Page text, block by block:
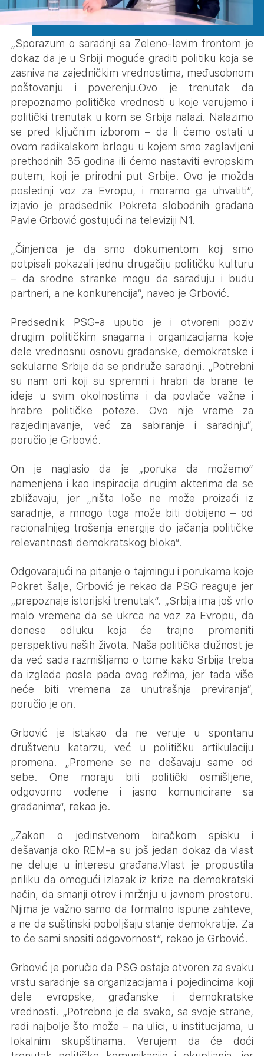
„Sporazum o saradnji sa Zeleno-levim frontom je
dokaz da je u Srbiji moguće graditi politiku koja se
zasniva na zajedničkim vrednostima, međusobnom
poštovanju i poverenju.Ovo je trenutak da
prepoznamo političke vrednosti u koje verujemo i
politički trenutak u kom se Srbija nalazi. Nalazimo
se pred ključnim izborom – da li ćemo ostati u
ovom radikalskom brlogu u kojem smo zaglavljeni
prethodnih 35 godina ili ćemo nastaviti evropskim
putem, koji je prirodni put Srbije. Ovo je možda
poslednji voz za Evropu, i moramo ga uhvatiti“,
izjavio je predsednik Pokreta slobodnih građana
Pavle Grbović gostujući na televiziji N1.
„Činjenica je da smo dokumentom koji smo
potpisali pokazali jednu drugačiju političku kulturu
– da srodne stranke mogu da sarađuju i budu
partneri, a ne konkurencija“, naveo je Grbović.
Predsednik PSG-a uputio je i otvoreni poziv
drugim političkim snagama i organizacijama koje
dele vrednosnu osnovu građanske, demokratske i
sekularne Srbije da se pridruže saradnji. „Potrebni
su nam oni koji su spremni i hrabri da brane te
ideje u svim okolnostima i da povlače važne i
hrabre političke poteze. Ovo nije vreme za
razjedinjavanje, već za sabiranje i saradnju“,
poručio je Grbović.
On je naglasio da je „poruka da možemo“
namenjena i kao inspiracija drugim akterima da se
zbližavaju, jer „ništa loše ne može proizaći iz
saradnje, a mnogo toga može biti dobijeno – od
racionalnijeg trošenja energije do jačanja političke
relevantnosti demokratskog bloka“.
Odgovarajući na pitanje o tajmingu i porukama koje
Pokret šalje, Grbović je rekao da PSG reaguje jer
„prepoznaje istorijski trenutak“. „Srbija ima još vrlo
malo vremena da se ukrca na voz za Evropu, da
donese odluku koja će trajno promeniti
perspektivu naših života. Naša politička dužnost je
da već sada razmišljamo o tome kako Srbija treba
da izgleda posle pada ovog režima, jer tada više
neće biti vremena za unutrašnja previranja“,
poručio je on.
Grbović je istakao da ne veruje u spontanu
društvenu katarzu, već u političku artikulaciju
promena. „Promene se ne dešavaju same od
sebe. One moraju biti politički osmišljene,
odgovorno vođene i jasno komunicirane sa
građanima“, rekao je.
„Zakon o jedinstvenom biračkom spisku i
dešavanja oko REM-a su još jedan dokaz da vlast
ne deluje u interesu građana.Vlast je propustila
priliku da omogući izlazak iz krize na demokratski
način, da smanji otrov i mržnju u javnom prostoru.
Njima je važno samo da formalno ispune zahteve,
a ne da suštinski poboljšaju stanje demokratije. Za
to će sami snositi odgovornost“, rekao je Grbović.
Grbović je poručio da PSG ostaje otvoren za svaku
vrstu saradnje sa organizacijama i pojedincima koji
dele evropske, građanske i demokratske
vrednosti. „Potrebno je da svako, sa svoje strane,
radi najbolje što može – na ulici, u institucijama, u
lokalnim skupštinama. Verujem da će doći